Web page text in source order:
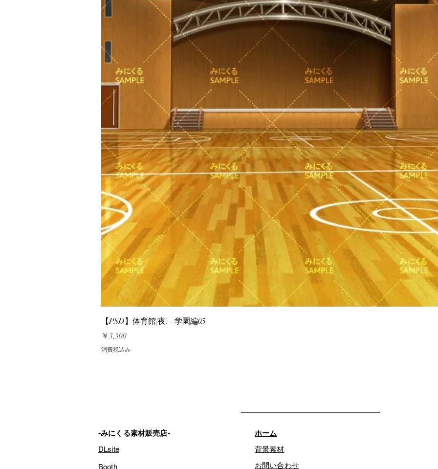
【PSD】体育館(夜) - 学園編05
価格
￥3,300
消費税込み
-みにくる素材販売店-
DLsite
Booth
ホーム
背景素材
お問い合わせ